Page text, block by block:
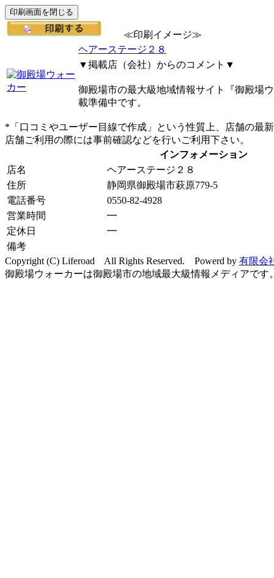
≪印刷イメージ≫
ヘアーステージ２８
▼掲載店（会社）からのコメント▼
御殿場市の最大級地域情報サイト『御殿場
載準備中です。
*「口コミやユーザー目線で作成」という性質上、店舗の最
店舗ご利用の際には事前確認などを行いご利用下さい。
インフォメーション
店名
ヘアーステージ２８
住所
静岡県御殿場市萩原779-5
電話番号
0550-82-4928
営業時間
━
定休日
━
備考
Copyright (C) Liferoad All Rights Reserved. Powerd by 有限会
御殿場ウォーカーは御殿場市の地域最大級情報メディアです